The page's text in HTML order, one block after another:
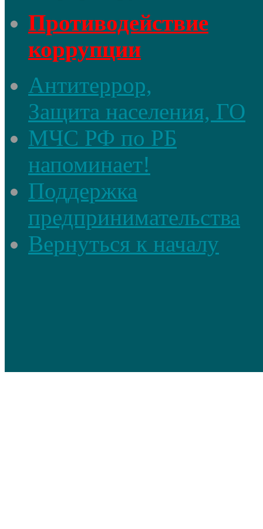
Противодействие
коррупции
Антитеррор,
Защита населения, ГО
МЧС РФ по РБ
напоминает!
Поддержка
предпринимательства
Вернуться к началу